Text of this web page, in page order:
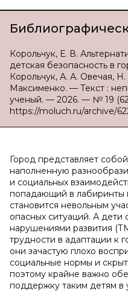
Корольчук, Е. В.
детская безопасность в
Корольчук, А. А. Овечая,
Максименко. — Текст :
ученый. — 2026. — № 19
https://moluch.ru/archive/
Город представляет
наполненную
и социальных
попадающий в лабиринты
становится невольным
опасных ситуаций. А
нарушениями развития
трудности в адаптации к
они зачастую плохо
социальные нормы и
поэтому крайне важно
поддержку таким детям в